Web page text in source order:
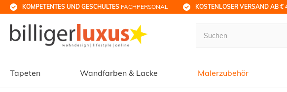
KOMPETENTES UND GESCHULTES FACHPERSONAL KOSTENLOSER VERSAND AB €
Tapeten Wandfarben & Lacke Malerzubehör